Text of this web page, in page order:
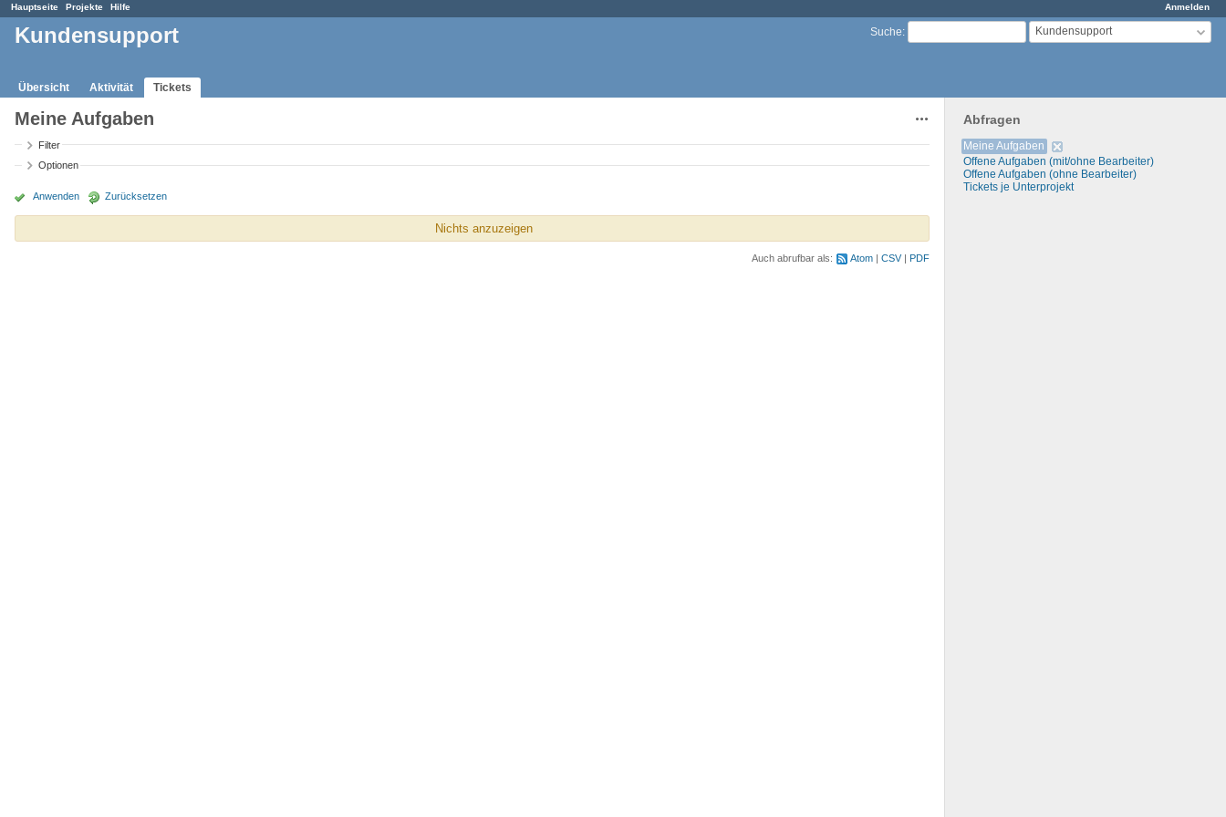
Anmelden
Hauptseite Projekte Hilfe
Suche: Kundensupport
Kundensupport
Übersicht Aktivität Tickets
Abfragen
Meine Aufgaben
Offene Aufgaben (mit/ohne Bearbeiter)
Offene Aufgaben (ohne Bearbeiter)
Tickets je Unterprojekt
Meine Aufgaben
Filter
Optionen
Anwenden Zurücksetzen
Nichts anzuzeigen
Auch abrufbar als: Atom CSV PDF